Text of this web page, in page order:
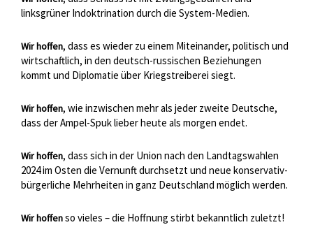
linksgrüner Indoktrination durch die System-Medien.
Wir hoffen, dass es wieder zu einem Miteinander, politisch und
wirtschaftlich, in den deutsch-russischen Beziehungen
kommt und Diplomatie über Kriegstreiberei siegt.
Wir hoffen, wie inzwischen mehr als jeder zweite Deutsche,
dass der Ampel-Spuk lieber heute als morgen endet.
Wir hoffen, dass sich in der Union nach den Landtagswahlen
2024 im Osten die Vernunft durchsetzt und neue konservativ-
bürgerliche Mehrheiten in ganz Deutschland möglich werden.
Wir hoffenso vieles – die Hoffnung stirbt bekanntlich zuletzt!